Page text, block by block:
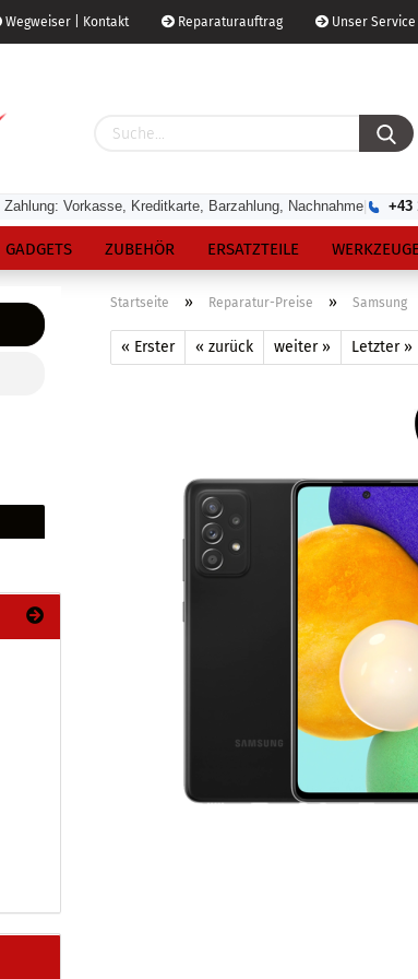
Wegweiser | Kontakt Reparaturauftrag Unser Service
Zahlung: Vorkasse, Kreditkarte, Barzahlung, Nachnahme +43
GADGETS ZUBEHÖR ERSATZTEILE
Startseite » Reparatur-Preise » Samsung
« Erster « zurück weiter » Letzter »